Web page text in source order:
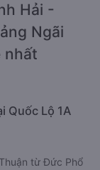
Hải -
Ngãi
nhất
Quốc Lộ 1A
từ Đức Phổ